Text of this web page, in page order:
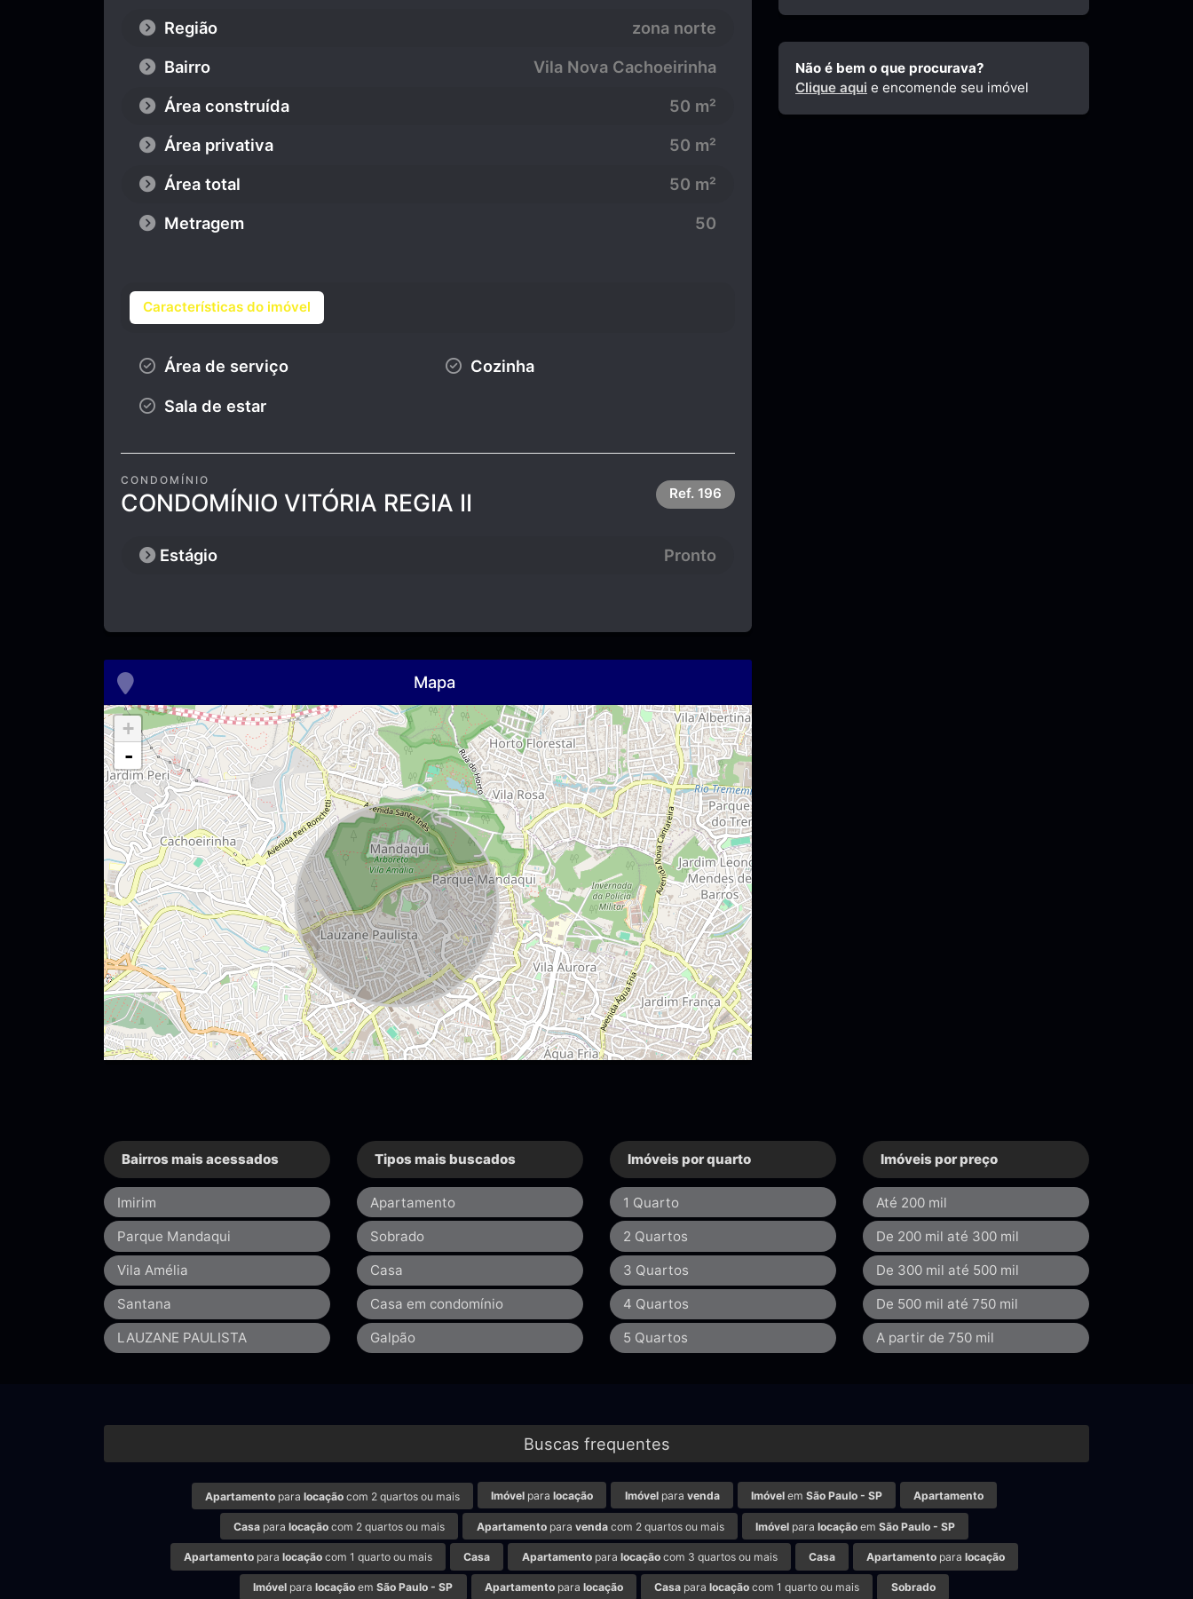
Região
zona norte
Bairro
Vila Nova Cachoeirinha
Área construída
50 m²
Área privativa
50 m²
Área total
50 m²
Metragem
50
Características do imóvel
Área de serviço Cozinha
Sala de estar
CONDOMÍNIO
CONDOMÍNIO VITÓRIA REGIA II Ref. 196
Estágio Pronto
Mapa
+
-
Não é bem o que procurava?
Clique aqui e encomende seu imóvel
Bairros mais acessados
Imirim
Parque Mandaqui
Vila Amélia
Santana
LAUZANE PAULISTA
Tipos mais buscados
Apartamento
Sobrado
Casa
Casa em condomínio
Galpão
Imóveis por quarto
1 Quarto
2 Quartos
3 Quartos
4 Quartos
5 Quartos
Imóveis por preço
Até 200 mil
De 200 mil até 300 mil
De 300 mil até 500 mil
De 500 mil até 750 mil
A partir de 750 mil
Buscas frequentes
Apartamentopara locaçãocom 2 quartos ou mais Imóvel paralocação Imóvelpara venda Imóvelem São Paulo - SP Apartamento
Casa paralocação com 2 quartos ou mais Apartamentopara vendacom 2 quartos ou mais Imóvelpara locaçãoem São Paulo - SP
Apartamentopara locaçãocom 1 quarto ou mais Casa Apartamentopara locaçãocom 3 quartos ou mais Casa Apartamento paralocação
Imóvel paralocação emSão Paulo - SP Apartamentopara locação Casa paralocação com 1 quarto ou mais Sobrado